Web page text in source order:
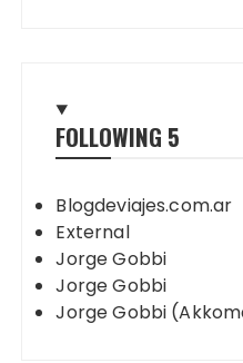
FOLLOWING 5
Blogdeviajes.com.ar
External
Jorge Gobbi
Jorge Gobbi
Jorge Gobbi